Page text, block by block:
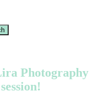
Photography